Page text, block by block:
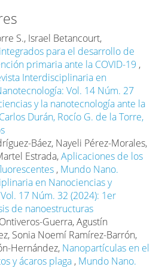
2020. El papel de la
en el marco de la
Mundo Nano. Revista
y Nanotecnología,
ceiich.24485691e.2021.27.69647
ceiich.24485691e.2021.27.69647
Ron; Vaskovich-Koubi,
et al. 2020. Immune-mediated
19. Nature
630-645.
s41565-020-0732-3DOI:
s41565-020-0732-3
Outlook: Managing
Fondo Monetario Internacional.
Publications/WEO/Issues/2021/
2021
S., Israel Betancourt,
para el desarrollo de
primaria ante la COVID-19 ,
Interdisciplinaria en
Vol. 14 Núm. 27
y la nanotecnología ante la
Durán, Rocío G. de la Torre,
Báez, Nayeli Pérez-Morales,
Estrada,Aplicaciones de los
, Mundo Nano.
en Nanociencias y
17 Núm. 32 (2024): 1er
de nanoestructuras
Guerra, Agustín
Sonia Noemí Ramírez-Barrón,
Hernández, Nanopartículas en el
y ácaros plaga , Mundo Nano.